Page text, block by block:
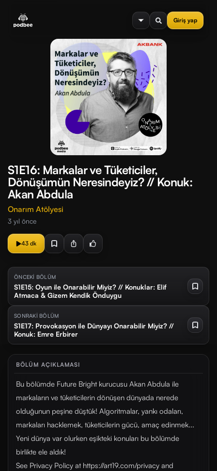
Giriş yap
menu
S1E16: Markalar ve Tüketiciler,
Dönüşümün Neresindeyiz? // Konuk:
Akan Abdula
Onarım Atölyesi
3 yıl önce
43 dk
ÖNCEKİ BÖLÜM
S1E15: Oyun ile Onarabilir Miyiz? // Konuklar: Elif
Atmaca & Gizem Kendik Önduygu
SONRAKİ BÖLÜM
S1E17: Provokasyon ile Dünyayı Onarabilir Miyiz? //
Konuk: Emre Erbirer
BÖLÜM AÇIKLAMASI
Bu bölümde Future Bright kurucusu Akan Abdula ile
markaların ve tüketicilerin dönüşen dünyada nerede
olduğunun peşine düştük! Algoritmalar, yankı odaları,
markaları hacklemek, tüketicilerin gücü, amaç edinmek...
Yeni dünya var olurken eşikteki konuları bu bölümde
birlikte ele aldık!
See Privacy Policy at https://art19.com/privacy and